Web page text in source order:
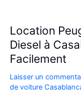
Location
Diesel à
Facilement
Laisser un
de voiture